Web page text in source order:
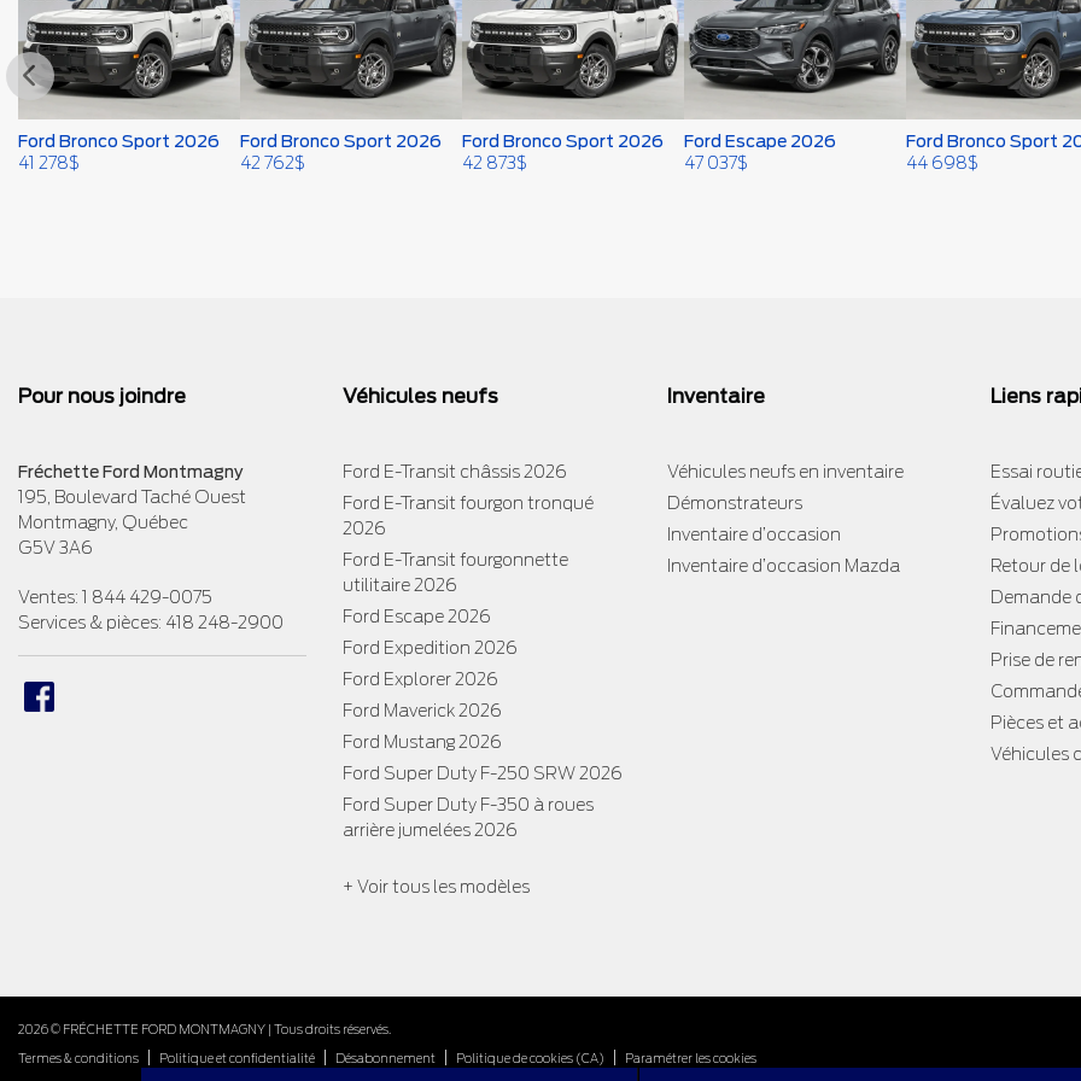
Ford Bronco Sport 2026
41 278$
Ford Bronco Sport 2026
42 762$
Ford Bronco Sport 2026
42 873$
Ford Escape 2026
47 037$
Ford Bronco Sport
44 698$
Pour nous joindre
Fréchette Ford Montmagny
195, Boulevard Taché Ouest
Montmagny, Québec
G5V 3A6
Ventes: 1 844 429-0075
Services & pièces: 418 248-2900
Véhicules neufs
Ford E-Transit châssis 2026
Ford E-Transit fourgon tronqué
2026
Ford E-Transit fourgonnette
utilitaire 2026
Ford Escape 2026
Ford Expedition 2026
Ford Explorer 2026
Ford Maverick 2026
Ford Mustang 2026
Ford Super Duty F-250 SRW 2026
Ford Super Duty F-350 à roues
arrière jumelées 2026
+ Voir tous les modèles
Inventaire
Véhicules neufs en inventaire
Démonstrateurs
Inventaire d’occasion
Inventaire d’occasion Mazda
Liens
Essai
Évaluez
Retour de
Demande
Prise de
Pièces et
Véhicules
2026 © FRÉCHETTE FORD MONTMAGNY | Tous droits réservés.
Termes & conditions
Politique et confidentialité Désabonnement Politique de cookies (CA) Paramétrer les cookies